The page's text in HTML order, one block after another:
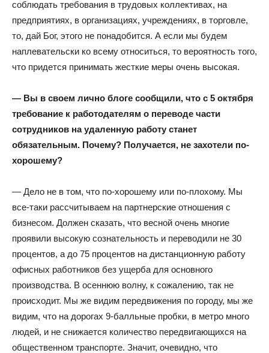
соблюдать требования в трудовых коллективах, на
предприятиях, в организациях, учреждениях, в торговле,
то, дай Бог, этого не понадобится. А если мы будем
наплевательски ко всему относиться, то вероятность того,
что придется принимать жесткие меры очень высокая.
— Вы в своем лично блоге сообщили, что с 5 октября
требование к работодателям о переводе части
сотрудников на удаленную работу станет
обязательным. Почему? Получается, не захотели по-
хорошему?
— Дело не в том, что по-хорошему или по-плохому. Мы
все-таки рассчитываем на партнерские отношения с
бизнесом. Должен сказать, что весной очень многие
проявили высокую сознательность и переводили не 30
процентов, а до 75 процентов на дистанционную работу
офисных работников без ущерба для основного
производства. В осеннюю волну, к сожалению, так не
происходит. Мы же видим передвижения по городу, мы же
видим, что на дорогах 9-балльные пробки, в метро много
людей, и не снижается количество передвигающихся на
общественном транспорте. Значит, очевидно, что